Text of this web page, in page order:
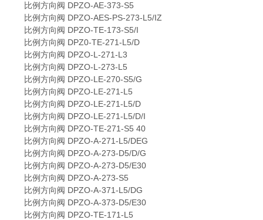
比例方向阀 DPZO-AE-373-S5
比例方向阀 DPZO-AES-PS-273-L5/IZ
比例方向阀 DPZO-TE-173-S5/I
比例方向阀 DPZ0-TE-271-L5/D
比例方向阀 DPZO-L-271-L3
比例方向阀 DPZO-L-273-L5
比例方向阀 DPZO-LE-270-S5/G
比例方向阀 DPZO-LE-271-L5
比例方向阀 DPZO-LE-271-L5/D
比例方向阀 DPZO-LE-271-L5/D/I
比例方向阀 DPZO-TE-271-S5 40
比例方向阀 DPZO-A-271-L5/DEG
比例方向阀 DPZO-A-273-D5/D/G
比例方向阀 DPZO-A-273-D5/E30
比例方向阀 DPZO-A-273-S5
比例方向阀 DPZO-A-371-L5/DG
比例方向阀 DPZO-A-373-D5/E30
比例方向阀 DPZO-TE-171-L5